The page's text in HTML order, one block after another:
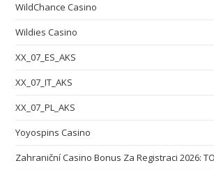
WildChance Casino
Wildies Casino
XX_07_ES_AKS
XX_07_IT_AKS
XX_07_PL_AKS
Yoyospins Casino
Zahraniční Casino Bonus Za Registraci 2026: